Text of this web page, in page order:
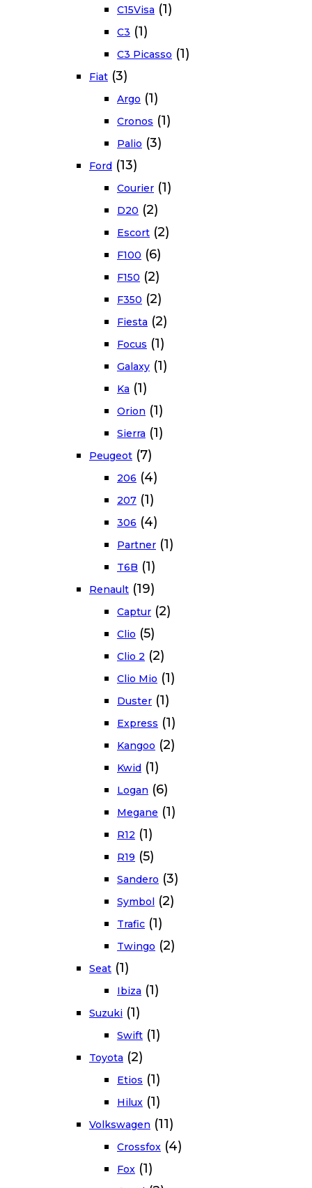
C15Visa (1)
C3 (1)
C3 Picasso (1)
Fiat (3)
Argo (1)
Cronos (1)
Palio (3)
Ford (13)
Courier (1)
D20 (2)
Escort (2)
F100 (6)
F150 (2)
F350 (2)
Fiesta (2)
Focus (1)
Galaxy (1)
Ka (1)
Orion (1)
Sierra (1)
Peugeot (7)
206 (4)
207 (1)
306 (4)
Partner (1)
T6B (1)
Renault (19)
Captur (2)
Clio (5)
Clio 2 (2)
Clio Mio (1)
Duster (1)
Express (1)
Kangoo (2)
Kwid (1)
Logan (6)
Megane (1)
R12 (1)
R19 (5)
Sandero (3)
Symbol (2)
Trafic (1)
Twingo (2)
Seat (1)
Ibiza (1)
Suzuki (1)
Swift (1)
Toyota (2)
Etios (1)
Hilux (1)
Volkswagen (11)
Crossfox (4)
Fox (1)